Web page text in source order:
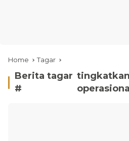
Home Tagar
Berita tagar
#
operasional